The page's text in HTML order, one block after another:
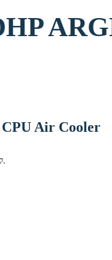
Air Cooler
פתרון קירור Cooler Master למעבד, שומר על טמפראות נמוכות וביצועים יציבים גם תחת עומס.